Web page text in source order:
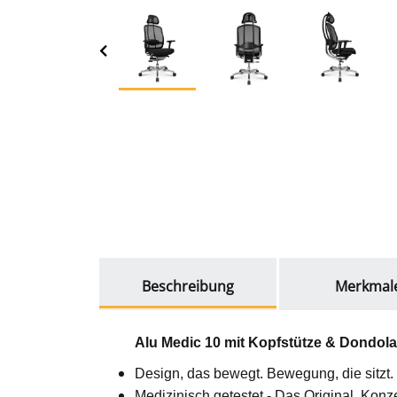
Beschreibung
Alu Medic 10 mit Kopfstütze &
Design, das bewegt. Bewegung, die